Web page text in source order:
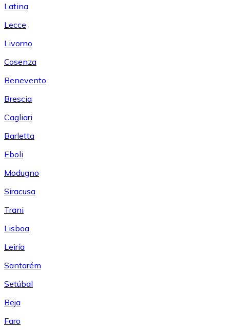
Latina
Lecce
Livorno
Cosenza
Benevento
Brescia
Cagliari
Barletta
Eboli
Modugno
Siracusa
Trani
Lisboa
Leiría
Santarém
Setúbal
Beja
Faro